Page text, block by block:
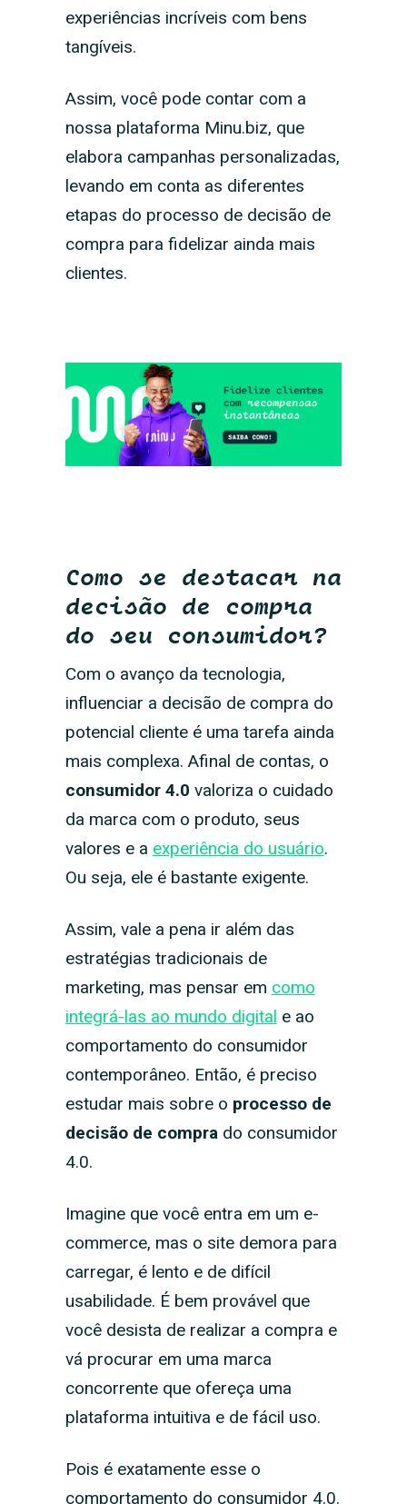
experiências incríveis com bens
tangíveis.
Assim, você pode contar com a
nossa plataforma Minu.biz, que
elabora campanhas personalizadas,
levando em conta as diferentes
etapas do processo de decisão de
compra para fidelizar ainda mais
clientes.
Como se destacar na
decisão de compra
do seu consumidor?
Com o avanço da tecnologia,
influenciar a decisão de compra do
potencial cliente é uma tarefa ainda
mais complexa. Afinal de contas, o
consumidor 4.0 valoriza o cuidado
da marca com o produto, seus
valores e a experiência do usuário.
Ou seja, ele é bastante exigente.
Assim, vale a pena ir além das
estratégias tradicionais de
marketing, mas pensar em como
integrá-las ao mundo digital e ao
comportamento do consumidor
contemporâneo. Então, é preciso
estudar mais sobre o processo de
decisão de comprado consumidor
4.0.
Imagine que você entra em um e-
commerce, mas o site demora para
carregar, é lento e de difícil
usabilidade. É bem provável que
você desista de realizar a compra e
vá procurar em uma marca
concorrente que ofereça uma
plataforma intuitiva e de fácil uso.
Pois é exatamente esse o
comportamento do consumidor 4.0.